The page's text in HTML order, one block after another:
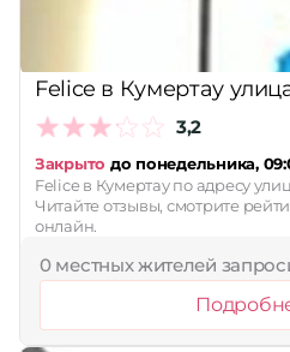
Felice в Кумертау
3,2
Закрыто до понедельника,
Felice в Кумертау по адресу
Читайте отзывы, смотрите
онлайн.
0 местных жителей